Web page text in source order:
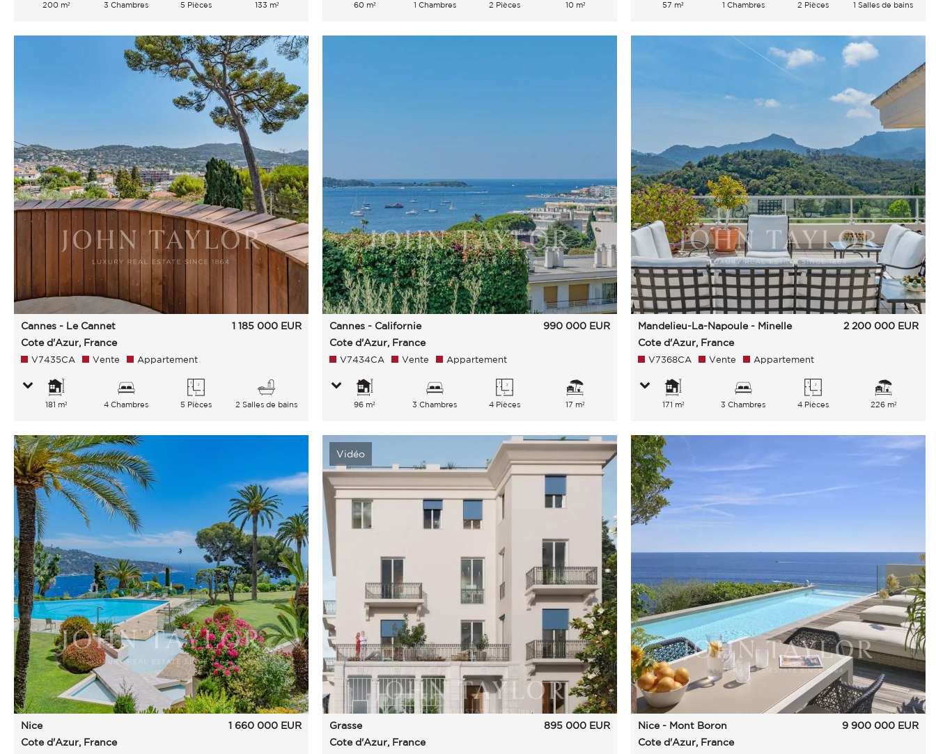
200 m² 3 Chambres 5 Pièces 133 m² 60 m² 1 Chambres 2 Pièces 10 m² 57 m² 1 Chambres 2 Pièces 1 Salles de bains
Cannes - Le Cannet
Cote d'Azur, France
1 185 000 EUR
V7435CA Vente Appartement
181 m² 4 Chambres 5 Pièces 2 Salles de bains
Cannes - Californie
Cote d'Azur, France
990 000 EUR
V7434CA Vente Appartement
96 m² 3 Chambres 4 Pièces 17 m²
Mandelieu-La-Napoule - Minelle
Cote d'Azur, France
2 200 000 EUR
V7368CA Vente Appartement
171 m² 3 Chambres 4 Pièces 226 m²
Nice
Cote d'Azur, France
1 660 000 EUR
Vidéo
Grasse
Cote d'Azur, France
895 000 EUR
Nice - Mont Boron
Cote d'Azur, France
9 900 000 EUR